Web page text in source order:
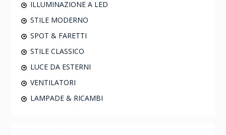
ILLUMINAZIONE A LED
STILE MODERNO
SPOT & FARETTI
STILE CLASSICO
LUCE DA ESTERNI
VENTILATORI
LAMPADE & RICAMBI